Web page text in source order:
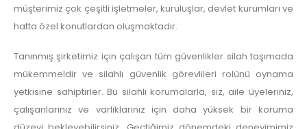
müşterimiz çok çeşitli işletmeler, kuruluşlar, devlet kurumları ve
hatta özel konutlardan oluşmaktadır.
Tanınmış şirketimiz için çalışan tüm güvenlikler silah taşımada
mükemmeldir ve silahlı güvenlik görevlileri rolünü oynama
yetkisine sahiptirler. Bu silahlı korumalarla, siz, aile üyeleriniz,
çalışanlarınız ve varlıklarınız için daha yüksek bir koruma